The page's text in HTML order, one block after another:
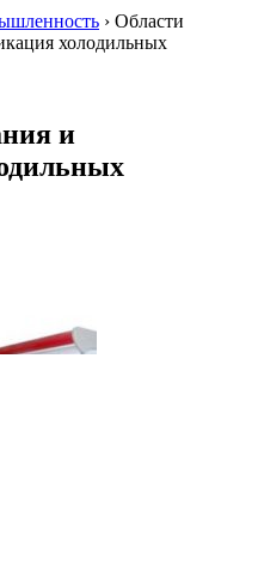
› Области
холодильных
и